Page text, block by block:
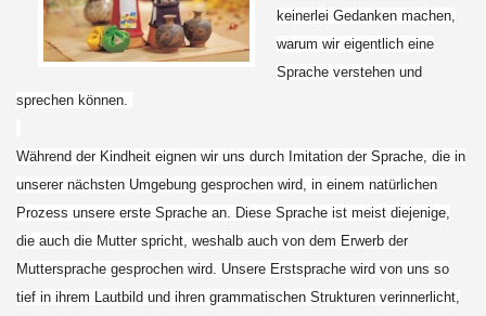
keinerlei Gedanken machen,
warum wir eigentlich eine
Sprache verstehen und
sprechen können.
Während der Kindheit eignen wir uns durch Imitation der Sprache, die in
unserer nächsten Umgebung gesprochen wird, in einem natürlichen
Prozess unsere erste Sprache an. Diese Sprache ist meist diejenige,
die auch die Mutter spricht, weshalb auch von dem Erwerb der
Muttersprache gesprochen wird. Unsere Erstsprache wird von uns so
tief in ihrem Lautbild und ihren grammatischen Strukturen verinnerlicht,